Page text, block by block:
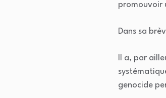
promouvoir
Dans sa
Il a, par
genocide